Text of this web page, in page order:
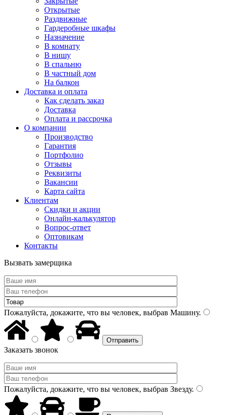
Открытые
Раздвижные
Гардеробные шкафы
Назначение
В комнату
В нишу
В спальню
В частный дом
На балкон
Доставка и оплата
Как сделать заказ
Доставка
Оплата и рассрочка
О компании
Производство
Гарантия
Портфолио
Отзывы
Реквизиты
Вакансии
Карта сайта
Клиентам
Скидки и акции
Онлайн-калькулятор
Вопрос-ответ
Оптовикам
Контакты
Вызвать замерщика
Пожалуйста, докажите, что вы человек, выбрав Машину.
Заказать звонок
Пожалуйста, докажите, что вы человек, выбрав Звезду.